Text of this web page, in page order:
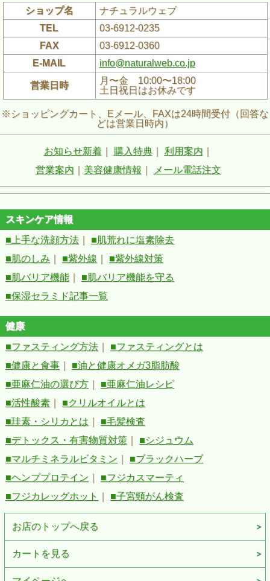
ショップ名
ナチュラルウェブ
TEL
03-6912-0235
FAX
03-6912-0360
E-MAIL
info@naturalweb.co.jp
営業日時
月〜金 10:00〜18:00
土日祝日はお休みです
※ショッピングカート、Eメール、FAXは24時間受付（回答な
どは営業日時内）
お知らせ新着｜ 購入特典｜ 利用案内
営業案内
美容健康情報 メール電話注文
スキンケア情報
■上手な洗顔方法
■肌荒れに塩素除去
■肌のしみ
■紫外線
■紫外線対策
■肌バリア機能
■肌バリア機能を守る
■保湿セラミド記事一覧
健康
■ファスティング方法
■ファスティングとは
■健康と食事
■油と健康オメガ3脂肪酸
■亜麻仁油の選び方
■亜麻仁油レシピ
■活性酸素
■クリルオイルとは
■珪素・シリカとは
■毛髪検査
■デトックス・有害物質対策
■シジュウム
■マルチミネラルビタミン
■ブラックハーブ
■ヘンププロテイン
■フジカスマーティ
■フジカレッグホット
■子宮頸がん検査
お店のトップへ戻る
カートを見る